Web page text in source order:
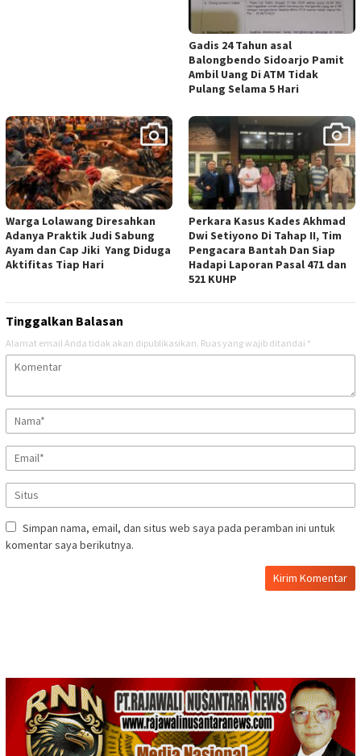
Gadis 24 Tahun asal
Balongbendo Sidoarjo Pamit
Ambil Uang Di ATM Tidak
Pulang Selama 5 Hari
Warga Lolawang Diresahkan
Adanya Praktik Judi Sabung
Ayam dan Cap Jiki Yang Diduga
Aktifitas Tiap Hari
Perkara Kasus Kades Akhmad
Dwi Setiyono Di Tahap II, Tim
Pengacara Bantah Dan Siap
Hadapi Laporan Pasal 471 dan
521 KUHP
Tinggalkan Balasan
Alamat email Anda tidak akan dipublikasikan. Ruas yang wajib ditandai *
Simpan nama, email, dan situs web saya pada peramban ini untuk
komentar saya berikutnya.